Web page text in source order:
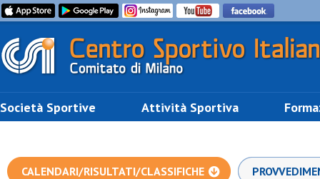
Società Sportive Attività Sportiva
CALENDARI/RISULTATI/CLASSIFICHE